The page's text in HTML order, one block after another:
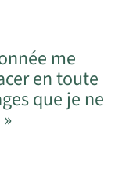
me
en toute
que je ne